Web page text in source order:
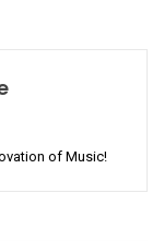
of Music!